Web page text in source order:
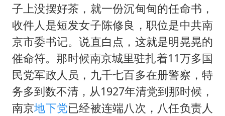
子上没摆好茶，就一份沉甸甸的任命书，
收件人是短发女子陈修良，职位是中共南
京市委书记。说直白点，这就是明晃晃的
催命符。那时候南京城里驻扎着11万多国
民党军政人员，九千七百多在册警察，特
务多到数不清，从1927年清党到那时候，
南京地下党已经被连端八次，八任负责人